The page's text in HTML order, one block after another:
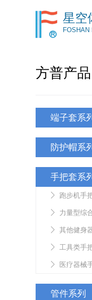
星空
FOSHAN
方普产品
端子套系列
防护帽系列
手把套系列
跑步机手
力量型综
套系列产品
其他健身
列产品
工具类手
医疗器械
管件系列